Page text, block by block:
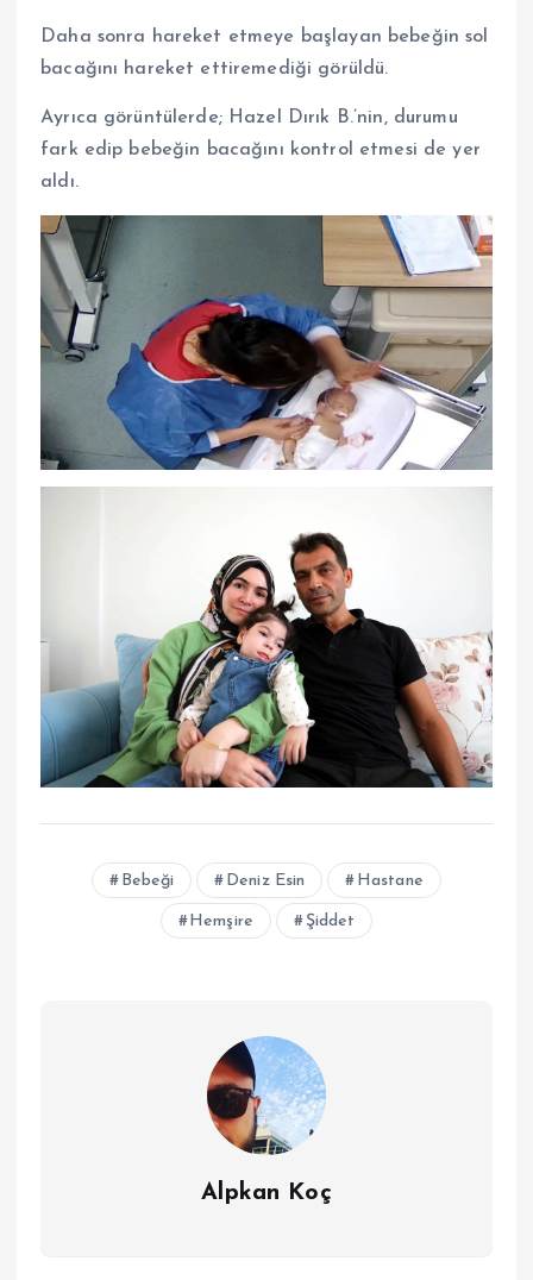
Daha sonra hareket etmeye başlayan bebeğin sol
bacağını hareket ettiremediği görüldü.
Ayrıca görüntülerde; Hazel Dırık B.’nin, durumu
fark edip bebeğin bacağını kontrol etmesi de yer
aldı.
Bebeği Deniz Esin Hastane
Hemşire Şiddet
Alpkan Koç